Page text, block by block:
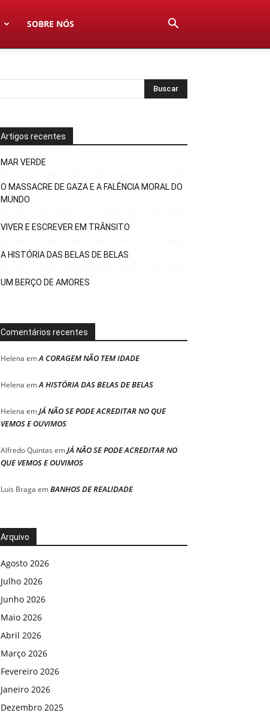
SOBRE NÓS
Artigos recentes
MAR VERDE
O MASSACRE DE GAZA E A FALÊNCIA MORAL DO
MUNDO
VIVER E ESCREVER EM TRÂNSITO
A HISTÓRIA DAS BELAS DE BELAS
UM BERÇO DE AMORES
Comentários recentes
Helena emA CORAGEM NÃO TEM IDADE
Helena emA HISTÓRIA DAS BELAS DE BELAS
Helena emJÁ NÃO SE PODE ACREDITAR NO QUE
VEMOS E OUVIMOS
Alfredo Quintas emJÁ NÃO SE PODE ACREDITAR NO
QUE VEMOS E OUVIMOS
Luis Braga emBANHOS DE REALIDADE
Arquivo
Agosto 2026
Julho 2026
Junho 2026
Maio 2026
Abril 2026
Março 2026
Fevereiro 2026
Janeiro 2026
Dezembro 2025